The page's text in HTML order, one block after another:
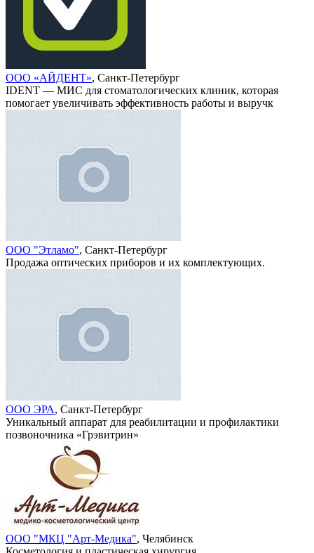
ООО «АЙДЕНТ», Санкт-Петербург
IDENT — МИС для стоматологических клиник, которая
помогает увеличивать эффективность работы и выручк
ООО "Этламо", Санкт-Петербург
Продажа оптических приборов и их комплектующих.
ООО ЭРА, Санкт-Петербург
Уникальный аппарат для реабилитации и профилактики
позвоночника «Грэвитрин»
ООО "МКЦ "Арт-Медика", Челябинск